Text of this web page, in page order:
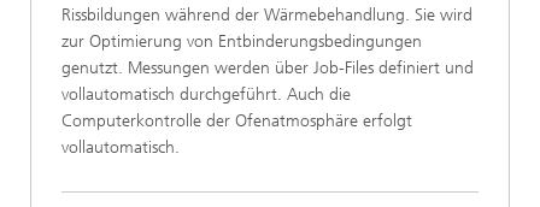
Rissbildungen während der Wärmebehandlung. Sie wird
zur Optimierung von Entbinderungsbedingungen
genutzt. Messungen werden über Job-Files definiert und
vollautomatisch durchgeführt. Auch die
Computerkontrolle der Ofenatmosphäre erfolgt
vollautomatisch.